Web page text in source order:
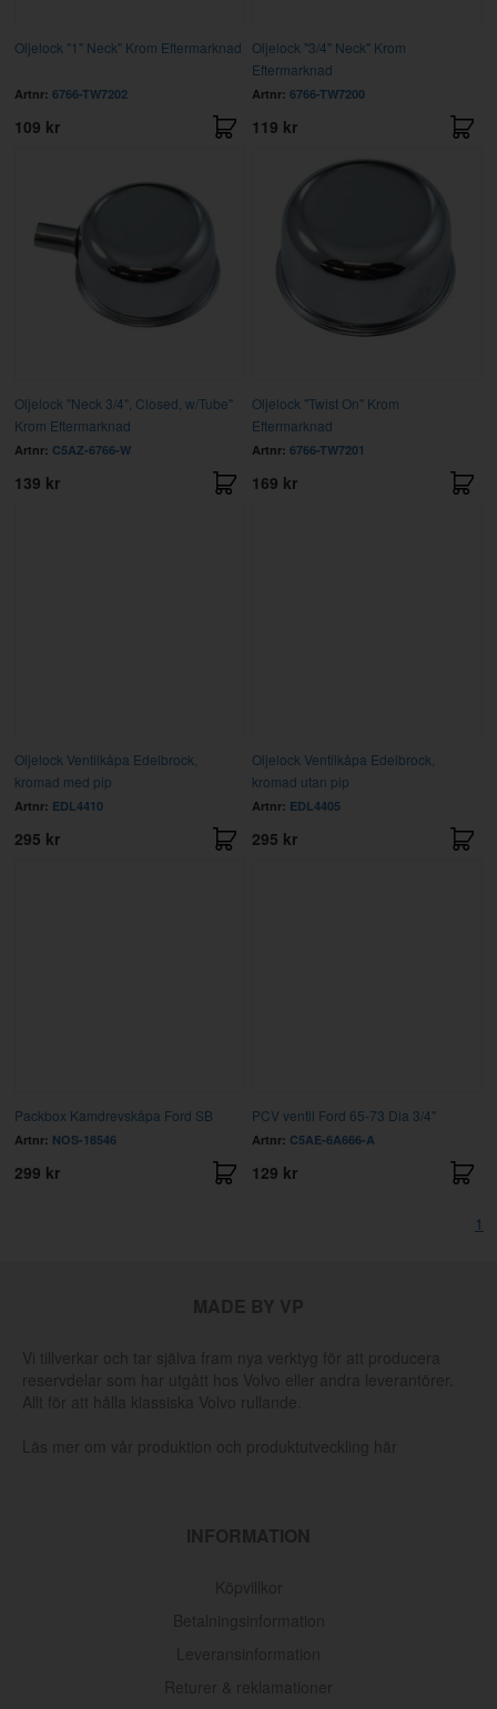
Oljelock "1" Neck" Krom Eftermarknad
Artnr: 6766-TW7202
109 kr
Oljelock "3/4" Neck" Krom
Eftermarknad
Artnr: 6766-TW7200
119 kr
Oljelock "Neck 3/4", Closed, w/Tube"
Krom Eftermarknad
Artnr: C5AZ-6766-W
139 kr
Oljelock "Twist On" Krom
Eftermarknad
Artnr: 6766-TW7201
169 kr
Oljelock Ventilkåpa Edelbrock,
kromad med pip
Artnr: EDL4410
295 kr
Oljelock Ventilkåpa Edelbrock,
kromad utan pip
Artnr: EDL4405
295 kr
Packbox Kamdrevskåpa Ford SB
Artnr: NOS-18546
299 kr
PCV ventil Ford 65-73 Dia 3/4"
Artnr: C5AE-6A666-A
129 kr
1